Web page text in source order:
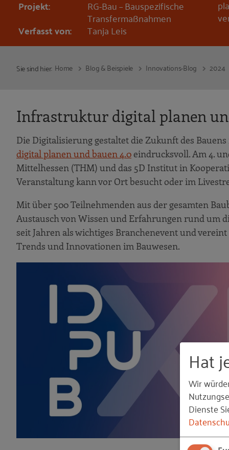
Projekt: RG-Bau – Bauspezifische
Transfermaßnahmen
Verfasst von: Tanja Leis
Sie sind hier: Home Blog & Beispiele Innovations-Blog 2024
Infrastruktur digital planen
Die Digitalisierung gestaltet die Zukunft des
digital planen und bauen 4.0 eindrucksvoll. Am 4.
Mittelhessen (THM) und das 5D Institut in
Veranstaltung kann vor Ort besucht oder im
Mit über 500 Teilnehmenden aus der gesamten
Austausch von Wissen und Erfahrungen rund um
seit Jahren als wichtiges Branchenevent und
Trends und Innovationen im Bauwesen.
Hat
Wir
Dienste